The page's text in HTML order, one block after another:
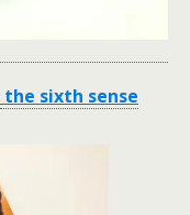
the sixth sense